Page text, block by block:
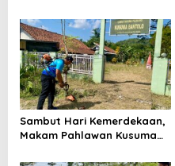
Tembus 10,2 Ton per Hektare
Sambut Hari Kemerdekaan,
Makam Pahlawan Kusuma
Dibersihkan